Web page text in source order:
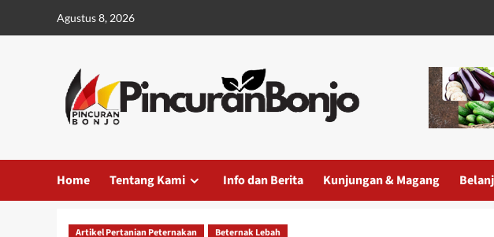
Agustus 8, 2026
Home Tentang Kami Info dan Berita Kunjungan & Magang
Artikel Pertanian Peternakan Beternak Lebah